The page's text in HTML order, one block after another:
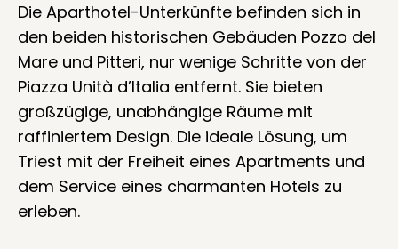
Die Aparthotel-Unterkünfte befinden sich in
den beiden historischen Gebäuden Pozzo del
Mare und Pitteri, nur wenige Schritte von der
Piazza Unità d’Italia entfernt. Sie bieten
großzügige, unabhängige Räume mit
raffiniertem Design. Die ideale Lösung, um
Triest mit der Freiheit eines Apartments und
dem Service eines charmanten Hotels zu
erleben.